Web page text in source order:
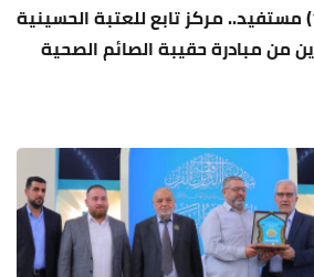
شملت أكثر من (1600) مستفيد.. مركز تابع للعتبة الحسينية
من مبادرة حقيبة الصائم الصحية